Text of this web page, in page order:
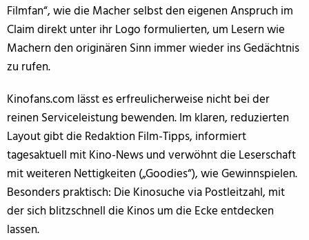
Filmfan“, wie die Macher selbst den eigenen Anspruch im
Claim direkt unter ihr Logo formulierten, um Lesern wie
Machern den originären Sinn immer wieder ins Gedächtnis
zu rufen.
Kinofans.com lässt es erfreulicherweise nicht bei der
reinen Serviceleistung bewenden. Im klaren, reduzierten
Layout gibt die Redaktion Film-Tipps, informiert
tagesaktuell mit Kino-News und verwöhnt die Leserschaft
mit weiteren Nettigkeiten („Goodies“), wie Gewinnspielen.
Besonders praktisch: Die Kinosuche via Postleitzahl, mit
der sich blitzschnell die Kinos um die Ecke entdecken
lassen.